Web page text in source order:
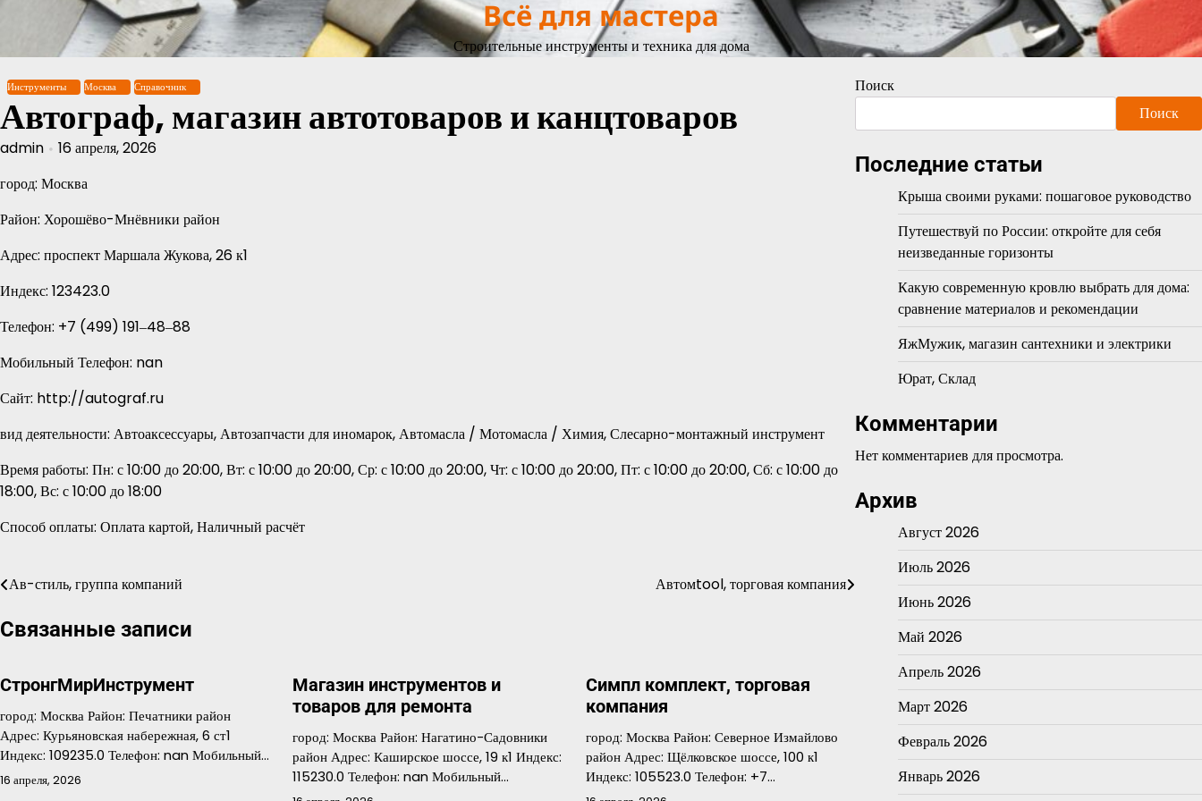
содержимому
Всё для мастера
Строительные инструменты и техника для дома
Инструменты Москва Справочник
Автограф, магазин автотоваров и канцтоваров
admin
16 апреля, 2026
город: Москва
Район: Хорошёво-Мнёвники район
Адрес: проспект Маршала Жукова, 26 к1
Индекс: 123423.0
Телефон: +7 (499) 191‒48‒88
Мобильный Телефон: nan
Сайт: http://autograf.ru
вид деятельности: Автоаксессуары, Автозапчасти для иномарок, Автомасла / Мотомасла / Химия, Слесарно-монтажный инструмент
Время работы: Пн: с 10:00 до 20:00, Вт: с 10:00 до 20:00, Ср: с 10:00 до 20:00, Чт: с 10:00 до 20:00, Пт: с 10:00 до 20:00, Сб: с 10:00 до
18:00, Вс: с 10:00 до 18:00
Способ оплаты: Оплата картой, Наличный расчёт
Навигация
по
Ав-стиль, группа компаний Автомtool, торговая компания
Связанные записи
СтронгМирИнструмент
город: Москва Район: Печатники район
Адрес: Курьяновская набережная, 6 ст1
Индекс: 109235.0 Телефон: nan Мобильный…
16 апреля, 2026
Магазин инструментов и
товаров для ремонта
город: Москва Район: Нагатино-Садовники
район Адрес: Каширское шоссе, 19 к1 Индекс:
115230.0 Телефон: nan Мобильный…
Симпл комплект, торговая
компания
город: Москва Район: Северное Измайлово
район Адрес: Щёлковское шоссе, 100 к1
Индекс: 105523.0 Телефон: +7…
Поиск
Поиск
Последние статьи
Крыша своими руками: пошаговое руководство
Путешествуй по России: откройте для себя
неизведанные горизонты
Какую современную кровлю выбрать для дома:
сравнение материалов и рекомендации
ЯжМужик, магазин сантехники и электрики
Юрат, Склад
Комментарии
Нет комментариев для просмотра.
Архив
Август 2026
Июль 2026
Июнь 2026
Май 2026
Апрель 2026
Март 2026
Февраль 2026
Январь 2026